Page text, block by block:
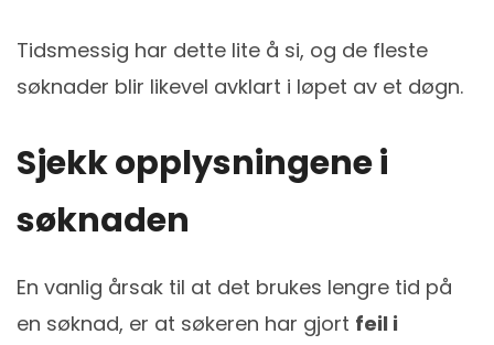
Tidsmessig har dette lite å si, og de fleste
søknader blir likevel avklart i løpet av et døgn.
Sjekk opplysningene i
søknaden
En vanlig årsak til at det brukes lengre tid på
en søknad, er at søkeren har gjort feil i